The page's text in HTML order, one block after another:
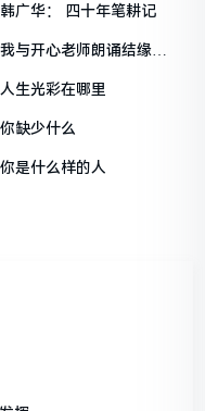
韩广华： 四十年笔耕记
我与开心老师朗诵结缘的
人生光彩在哪里
你缺少什么
你是什么样的人